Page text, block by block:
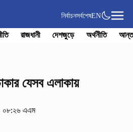
নির্বাচনসর্বশেষEN
রাজধানী দেশজুড়ে অর্থনীতি
যেসব এলাকায়
, ০৮:২৬ এএম